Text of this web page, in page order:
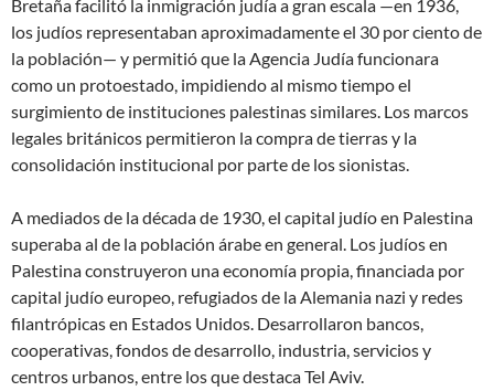
Bretaña facilitó la inmigración judía a gran escala —en 1936,
los judíos representaban aproximadamente el 30 por ciento de
la población— y permitió que la Agencia Judía funcionara
como un protoestado, impidiendo al mismo tiempo el
surgimiento de instituciones palestinas similares. Los marcos
legales británicos permitieron la compra de tierras y la
consolidación institucional por parte de los sionistas.
A mediados de la década de 1930, el capital judío en Palestina
superaba al de la población árabe en general. Los judíos en
Palestina construyeron una economía propia, financiada por
capital judío europeo, refugiados de la Alemania nazi y redes
filantrópicas en Estados Unidos. Desarrollaron bancos,
cooperativas, fondos de desarrollo, industria, servicios y
centros urbanos, entre los que destaca Tel Aviv.